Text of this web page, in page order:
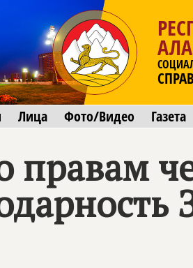
Лица Фото/Видео Газета